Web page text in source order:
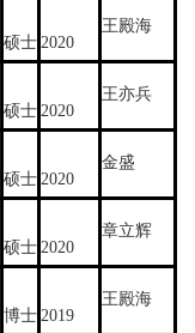
硕士 2020
王殿海
硕士 2020
王亦兵
硕士 2020
金盛
硕士 2020
章立辉
博士 2019
王殿海